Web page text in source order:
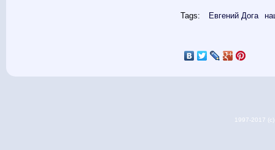
Tags: Евгений Дога
1997-2017